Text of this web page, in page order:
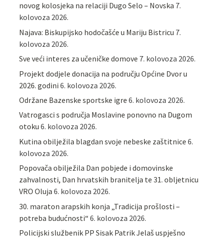
novog kolosjeka na relaciji Dugo Selo – Novska 7.
kolovoza 2026.
Najava: Biskupijsko hodočašće u Mariju Bistricu 7.
kolovoza 2026.
Sve veći interes za učeničke domove 7. kolovoza 2026.
Projekt dodjele donacija na području Općine Dvor u
2026. godini 6. kolovoza 2026.
Održane Bazenske sportske igre 6. kolovoza 2026.
Vatrogasci s područja Moslavine ponovno na Dugom
otoku 6. kolovoza 2026.
Kutina obilježila blagdan svoje nebeske zaštitnice 6.
kolovoza 2026.
Popovača obilježila Dan pobjede i domovinske
zahvalnosti, Dan hrvatskih branitelja te 31. obljetnicu
VRO Oluja 6. kolovoza 2026.
30. maraton arapskih konja „Tradicija prošlosti –
potreba budućnosti“ 6. kolovoza 2026.
Policijski službenik PP Sisak Patrik Jelaš uspješno